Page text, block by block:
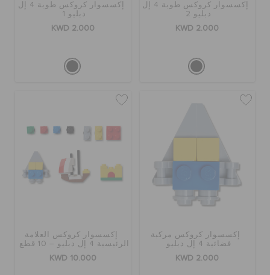
إكسسوار كروكس طوبة 4 إل
دبليو 2
KWD 2.000
إكسسوار كروكس طوبة 4 إل
دبليو 1
KWD 2.000
إكسسوار كروكس مركبة
فضائية 4 إل دبليو
KWD 2.000
إكسسوار كروكس العلامة
الرئيسية 4 إل دبليو – 10 قطع
KWD 10.000